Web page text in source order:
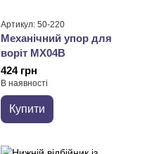
Артикул: 50-220
Механічний упор для
воріт MX04B
424 грн
В наявності
Купити